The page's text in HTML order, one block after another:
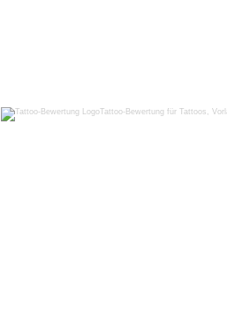
Tattoo-Bewertung für Tattoos,